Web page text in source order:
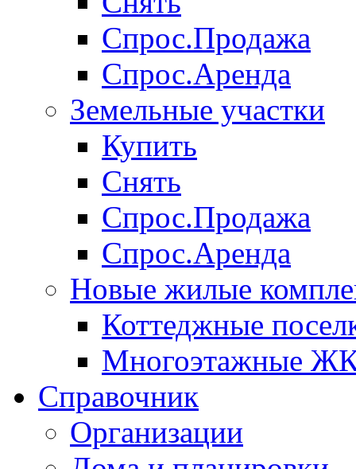
Спрос.Продажа
Спрос.Аренда
Земельные участки
Купить
Снять
Спрос.Продажа
Спрос.Аренда
Новые жилые
Коттеджные
Многоэтажные
Справочник
Организации